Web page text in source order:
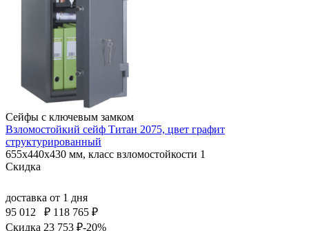
Сейфы с ключевым замком
Взломостойкий сейф Титан 2075, цвет графит
структурированный
655x440x430 мм, класс взломостойкости 1
Скидка
доставка от 1 дня
95 012
₽ 118 765 ₽
Скидка 23 753 ₽-20%